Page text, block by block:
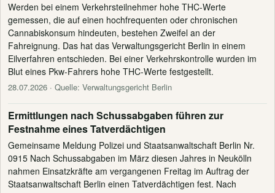
Werden bei einem Verkehrsteilnehmer hohe THC-Werte
gemessen, die auf einen hochfrequenten oder chronischen
Cannabiskonsum hindeuten, bestehen Zweifel an der
Fahreignung. Das hat das Verwaltungsgericht Berlin in einem
Eilverfahren entschieden. Bei einer Verkehrskontrolle wurden im
Blut eines Pkw-Fahrers hohe THC-Werte festgestellt.
28.07.2026 · Quelle: Verwaltungsgericht Berlin
Ermittlungen nach Schussabgaben führen zur
Festnahme eines Tatverdächtigen
Gemeinsame Meldung Polizei und Staatsanwaltschaft Berlin Nr.
0915 Nach Schussabgaben im März diesen Jahres in Neukölln
nahmen Einsatzkräfte am vergangenen Freitag im Auftrag der
Staatsanwaltschaft Berlin einen Tatverdächtigen fest. Nach